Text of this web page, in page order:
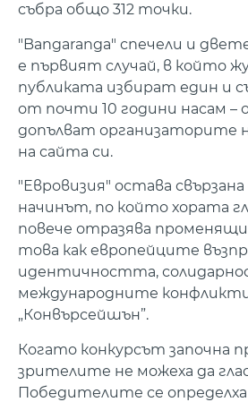
събра общо 312 точки.
"Bangaranga" спечели и
е първият случай, в който
публиката избират един и
от почти 10 години насам –
допълват организаторите
на сайта си.
"Евровизия" остава
начинът, по който хората
повече отразява
това как европейците
идентичността,
международните
„Конвърсейшън”.
Когато конкурсът започна
зрителите не можеха да
Победителите се